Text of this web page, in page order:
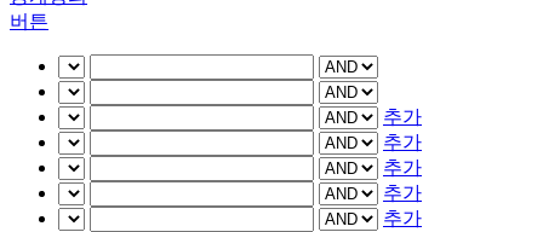
버튼
추가
추가
추가
추가
추가